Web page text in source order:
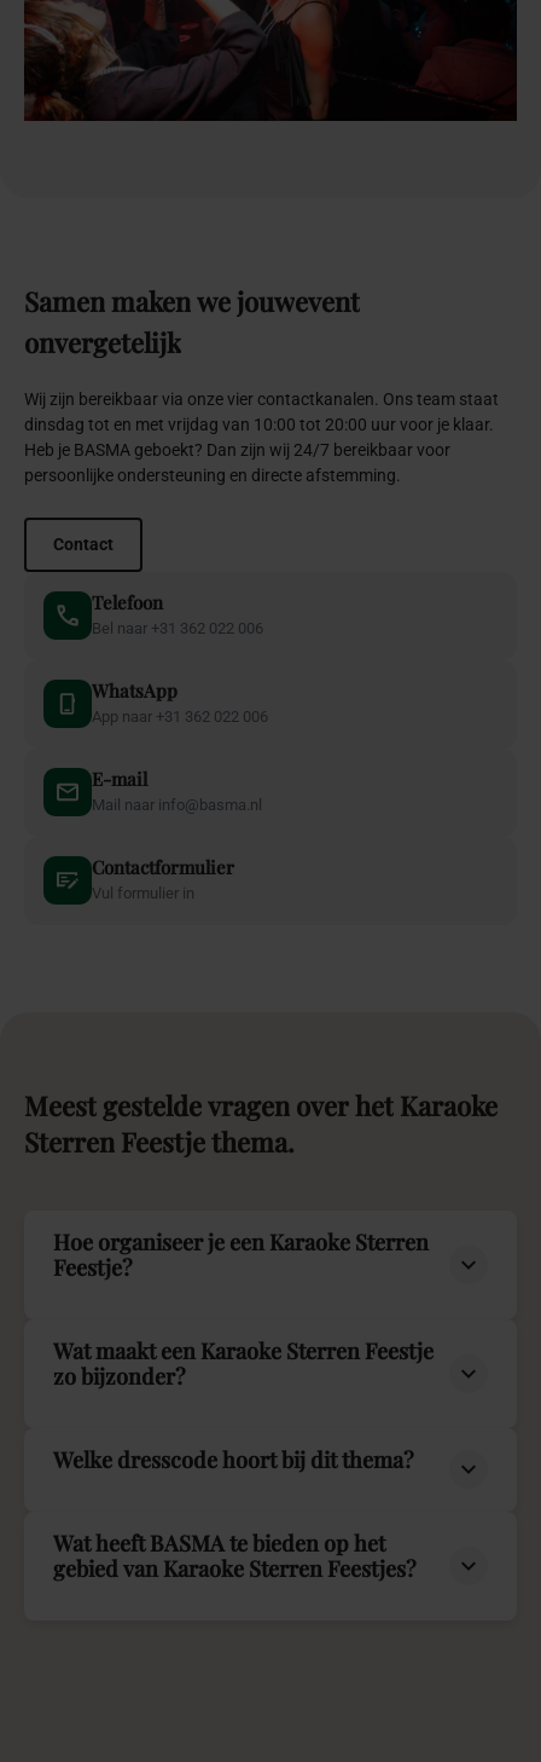
Samen makenwejouwevent
onvergetelijk
Wij zijn bereikbaar via onze vier contactkanalen. Ons team staat
dinsdag tot en met vrijdag van 10:00 tot 20:00 uur voor je klaar.
Heb je BASMA geboekt? Dan zijn wij 24/7 bereikbaar voor
persoonlijke ondersteuning en directe afstemming.
Contact
Telefoon
Bel naar +31 362 022 006
WhatsApp
App naar +31 362 022 006
E-mail
Mail naar info@basma.nl
Contactformulier
Vul formulier in
Meest gesteldevragen overhet Karaoke
Sterren Feestjethema.
Hoe organiseer je een Karaoke Sterren
Feestje?
Wat maakt een Karaoke Sterren Feestje
zo bijzonder?
Welke dresscode hoort bij dit thema?
Wat heeft BASMA te bieden op het
gebied van Karaoke Sterren Feestjes?